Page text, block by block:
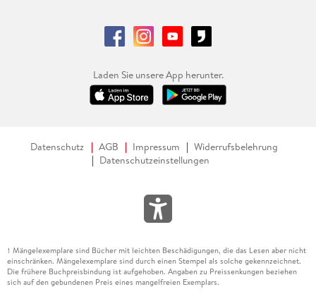
Laden Sie unsere App herunter.
Datenschutz AGB Impressum
Widerrufsbelehrung
Datenschutzeinstellungen
1 Mängelexemplare sind Bücher mit leichten Beschädigungen, die das Lesen aber nicht
einschränken. Mängelexemplare sind durch einen Stempel als solche gekennzeichnet.
Die frühere Buchpreisbindung ist aufgehoben. Angaben zu Preissenkungen beziehen
sich auf den gebundenen Preis eines mangelfreien Exemplars.